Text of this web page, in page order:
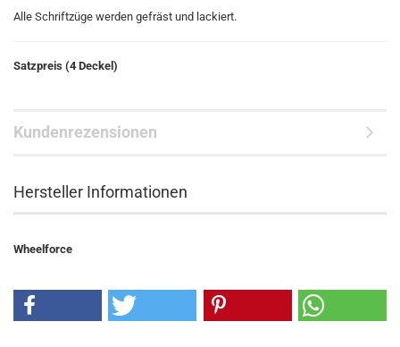
Alle Schriftzüge werden gefräst und lackiert.
Satzpreis (4 Deckel)
Kundenrezensionen
Hersteller Informationen
Wheelforce